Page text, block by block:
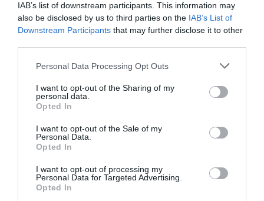
IAB’s list of downstream participants. This information may
also be disclosed by us to third parties on the IAB’s List of
Downstream Participants that may further disclose it to other
Please note that this website/app uses one or more Google
not limited to your visit or usage behaviour. You may click to
grant or deny consent to Google and its third-party tags to
use your data for below specified purposes in below Google
consent section.
Personal Data Processing Opt Outs
I want to opt-out of the Sharing of my
personal data.
Opted In
I want to opt-out of the Sale of my
Personal Data.
Opted In
I want to opt-out of processing my
Personal Data for Targeted Advertising.
Opted In
Σαμοθράκη: Τραυματίστηκε στο
κεφάλι 15χρονη στη Γριά Βάθρα -
Επιχείρηση διάσωσης από την
Πυροσβεστική
πυροσβέστες για 15χρονη που τραυματίστηκε στο
κεφάλι στη θέση Γριά Βάθρα της Σαμοθράκης. Το
κέντρο επιχειρήσεων της Πυροσβεστικής